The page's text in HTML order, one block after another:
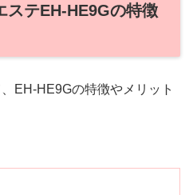
ステEH-HE9Gの特徴
EH-HE9Gの特徴やメリット